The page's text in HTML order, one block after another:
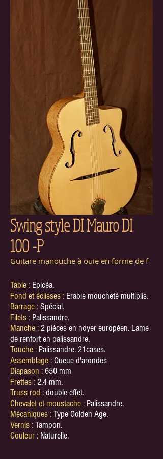
Swing style DI Mauro DI
100 -P
Guitare manouche à ouie en forme de f
Table : Epicéa.
Fond et éclisses : Erable moucheté multiplis.
Barrage :Spécial.
Filets : Palissandre.
Manche : 2 pièces en noyer européen. Lame
de renfort en palissandre.
Touche : Palissandre. 21cases.
Assemblage :Queue d'arondes
Diapason : 650 mm
Frettes : 2,4 mm.
Truss rod :double effet.
Chevalet et moustache : Palissandre.
Mécaniques :Type Golden Age.
Vernis :Tampon.
Couleur : Naturelle.